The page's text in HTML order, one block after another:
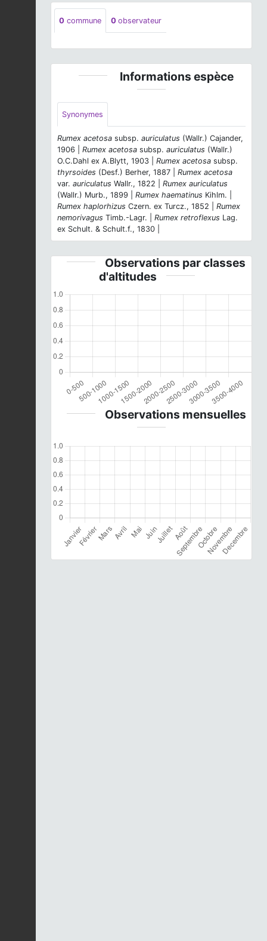
0 commune 0 observateur
Informations espèce
Synonymes
Rumex acetosa subsp. auriculatus (Wallr.) Cajander,
1906 | Rumex acetosa subsp. auriculatus (Wallr.)
O.C.Dahl ex A.Blytt, 1903 | Rumex acetosa subsp.
thyrsoides (Desf.) Berher, 1887 | Rumex acetosa
var. auriculatus Wallr., 1822 | Rumex auriculatus
(Wallr.) Murb., 1899 | Rumex haematinus Kihlm. |
Rumex haplorhizus Czern. ex Turcz., 1852 | Rumex
nemorivagus Timb.-Lagr. | Rumex retroflexus Lag.
ex Schult. & Schult.f., 1830 |
Observations par classes
d'altitudes
Observations mensuelles